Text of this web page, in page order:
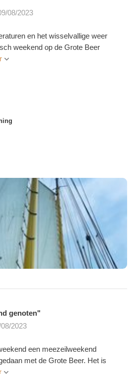
08/2023
en het wisselvallige weer
weekend op de Grote Beer
meerdere foto's
genoten"
2023
een meezeilweekend
met de Grote Beer. Het is